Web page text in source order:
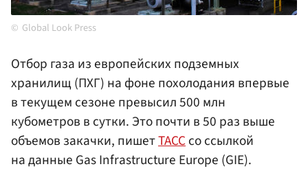
Global Look Press
Отбор газа из европейских подземных
хранилищ (ПХГ) на фоне похолодания впервые
в текущем сезоне превысил 500 млн
кубометров в сутки. Это почти в 50 раз выше
объемов закачки, пишетТАССсо ссылкой
на данные Gas Infrastructure Europe (GIE).